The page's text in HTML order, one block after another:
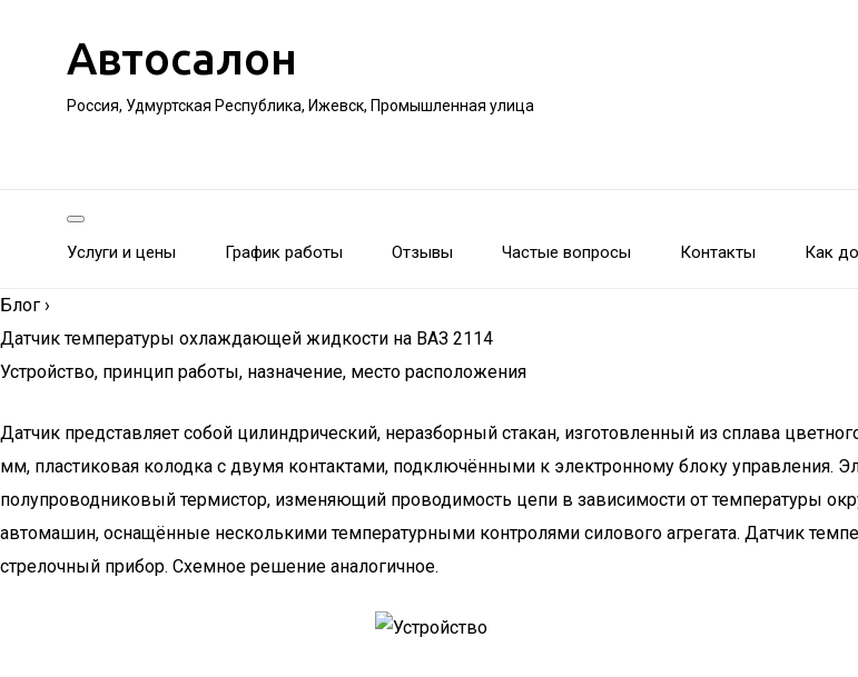
Автосалон
Россия, Удмуртская Республика, Ижевск, Промышленная улица
Услуги и цены График работы Отзывы Частые вопросы Контакты Как
Блог ›
Датчик температуры охлаждающей жидкости на ВАЗ 2114
Устройство, принцип работы, назначение, место расположения
Датчик представляет собой цилиндрический, неразборный стакан, изготовленный из сплава
мм, пластиковая колодка с двумя контактами, подключёнными к электронному блоку управления.
полупроводниковый термистор, изменяющий проводимость цепи в зависимости от температуры
автомашин, оснащённые несколькими температурными контролями силового агрегата. Датчик
стрелочный прибор. Схемное решение аналогичное.